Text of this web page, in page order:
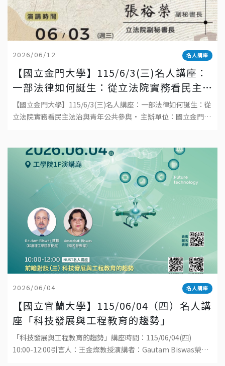
2026/06/12 名人講座
【國立金門大學】115/6/3(三)名人講座：
一部法律如何誕生：從立法院實務看民主
法治與青年公共參與
【國立金門大學】115/6/3(三)名人講座：一部法律如何誕生：從
立法院實務看民主法治與青年公共參與• 主辦單位：國立金門大
2026/06/04 名人講座
【國立宜蘭大學】115/06/04（四）名人講
座「科技發展與工程教育的趨勢」
「科技發展與工程教育的趨勢」講座時間：115/06/04(四)
10:00-12:00引言人：王金燦教授演講者：Gautam Biswas榮譽